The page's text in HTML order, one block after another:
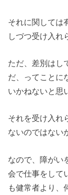
それに関しては
しづつ受け入れ
ただ、差別はし
だ、ってことに
いかねないと思
それを受け入れ
ないのではない
なので、障がい
会で仕事をして
も健常者より、